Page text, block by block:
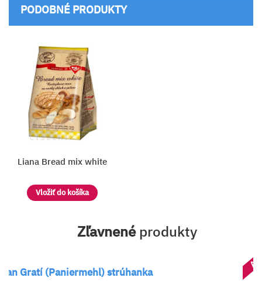
PODOBNÉ PRODUKTY
Liana Bread mix white
Vložiť do košíka
Zľavnenéprodukty
Gratí (Paniermehl) strúhanka